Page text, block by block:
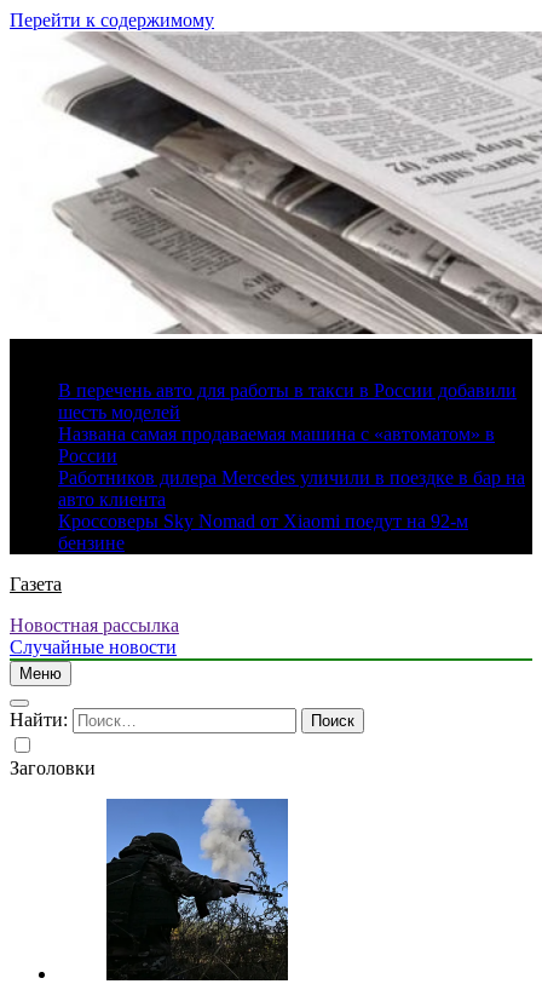
Перейти к содержимому
В перечень авто для работы в такси в России добавили
шесть моделей
Названа самая продаваемая машина с «автоматом» в
России
Работников дилера Mercedes уличили в поездке в бар на
авто клиента
Кроссоверы Sky Nomad от Xiaomi поедут на 92-м
бензине
Газета
Новостная рассылка
Случайные новости
Меню
Найти:
Заголовки